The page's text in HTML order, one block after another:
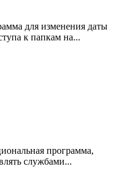
для изменения даты
к папкам на...
программа,
службами...